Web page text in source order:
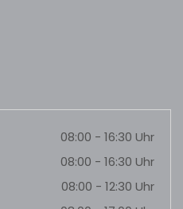
08:00 - 16:30 Uhr
08:00 - 16:30 Uhr
08:00 - 12:30 Uhr